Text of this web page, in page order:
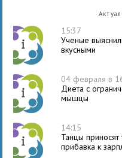
15:37
Ученые
вкусными
04 февраля в
Диета с
мышцы
14:15
Танцы приносят
прибавка к